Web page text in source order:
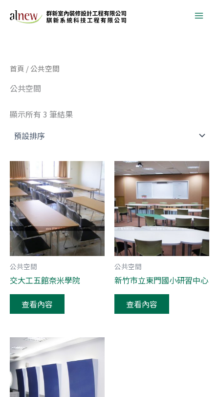
首頁 / 公共空間
公共空間
顯示所有 3 筆結果
公共空間
交大工五館奈米學院
查看內容
公共空間
新竹市立東門國小研習中心
查看內容